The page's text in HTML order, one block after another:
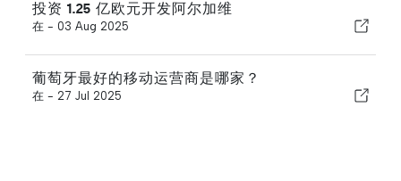
投资 1.25 亿欧元开发阿尔加维
在 - 03 Aug 2025
葡萄牙最好的移动运营商是哪家？
在 - 27 Jul 2025